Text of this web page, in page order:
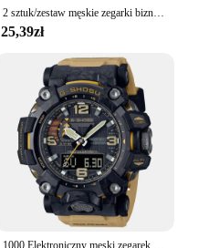
2 sztuk/zestaw męskie zegarki biznesowe moda arabska tarcza stalowy pasek męski zestaw zegarków kwarcowych (bez pudełka)
25,39zł
1000 Elektroniczny męski zegarek cyfrowy sportowa tarcza ze stopu LED automatyczna lampa ręczna w pełni funkcjonalna seria dębowa GMG